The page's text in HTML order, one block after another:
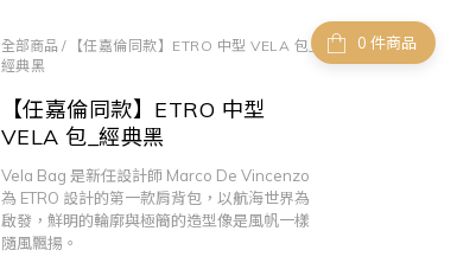
件商品
全部商品 /
【任嘉倫同款】ETRO 中型 VELA 包_
經典黑
【任嘉倫同款】ETRO 中型
VELA 包_經典黑
Vela Bag 是新任設計師 Marco De Vincenzo
為 ETRO 設計的第一款肩背包，以航海世界為
啟發，鮮明的輪廓與極簡的造型像是風帆一樣
隨風飄揚。